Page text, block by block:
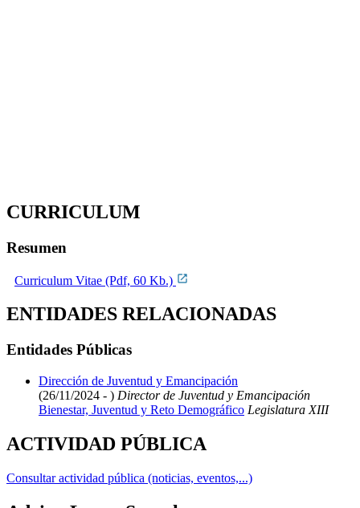
CURRICULUM
Resumen
Curriculum Vitae (Pdf, 60 Kb.)
ENTIDADES RELACIONADAS
Entidades Públicas
Dirección de Juventud y Emancipación
(26/11/2024 - ) Director de Juventud y Emancipación
Bienestar, Juventud y Reto Demográfico Legislatura XIII
ACTIVIDAD PÚBLICA
Consultar actividad pública (noticias, eventos,...)